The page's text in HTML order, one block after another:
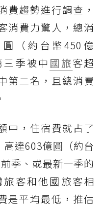
費趨勢進行調查，
消費力驚人，總消
（約台幣450億
季被中 國旅客超
第二名，且總消費
中，住宿費就占了
達603億圓（約台
季、或最新一季的
客和他國旅客相
是平均最低，推估